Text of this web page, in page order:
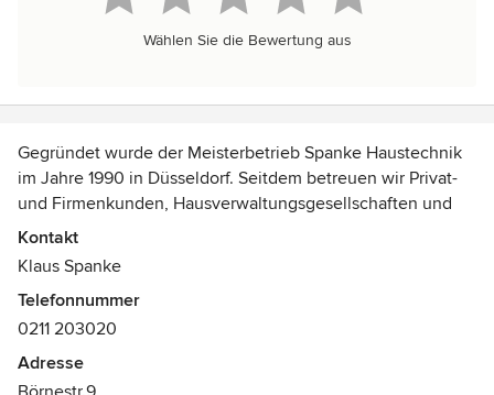
Wählen Sie die Bewertung aus
Gegründet wurde der Meisterbetrieb Spanke Haustechnik
im Jahre 1990 in Düsseldorf. Seitdem betreuen wir Privat-
und Firmenkunden, Hausverwaltungsgesellschaften und
gewerbliche Institutionen in den allen Bereichen der
Sanitärtechnik und Heizungstechnik. Als offiziell
zugelassenes HaustechnikUnternehmen der
Stadtentwässerung Düsseldorf sind Zuverlässigkeit,
Professionalität und ein hoher Qualitätsanspruch für uns
selbstverständlich. Unsere ausgebildeten und fachlich
kompetenten Anlagenmechaniker, Installateure, Klempner
Kontakt
Klaus Spanke
Telefonnummer
0211 203020
Adresse